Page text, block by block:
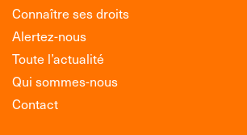
Connaître ses droits
Alertez-nous
Toute l’actualité
Qui sommes-nous
Contact